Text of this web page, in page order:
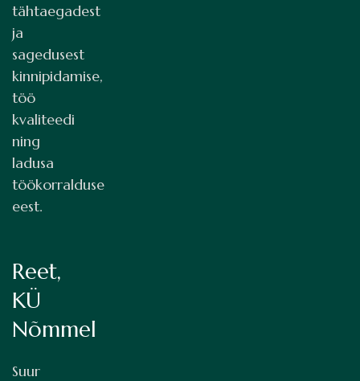
tähtaegadest
ja
sagedusest
kinnipidamise,
töö
kvaliteedi
ning
ladusa
töökorralduse
eest.
Reet,
KÜ
Nõmmel
Suur